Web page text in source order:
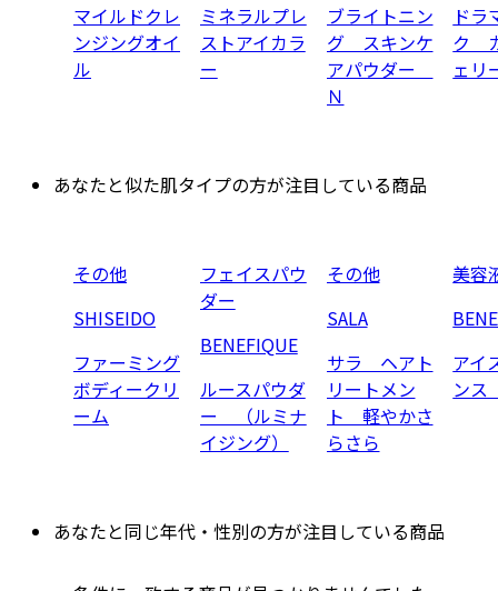
マイルドクレ
ンジングオイ
ル
ミネラルプレ
ストアイカラ
ー
ブライトニン
グ スキンケ
アパウダー
Ｎ
ドラ
ク
ェ
あなたと似た肌タイプの方が注目している商品
その他
SHISEIDO
ファーミング
ボディークリ
ーム
フェイスパウ
ダー
BENEFIQUE
ルースパウダ
ー （ルミナ
イジング）
その他
SALA
サラ ヘアト
リートメン
ト 軽やかさ
らさら
美容
アイ
ン
あなたと同じ年代・性別の方が注目している商品